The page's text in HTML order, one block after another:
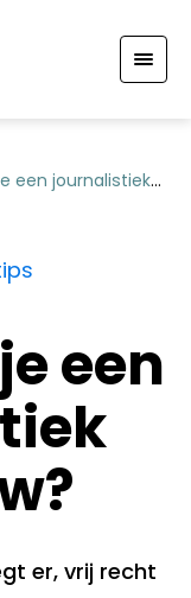
een journalistiek
een
er, vrij recht